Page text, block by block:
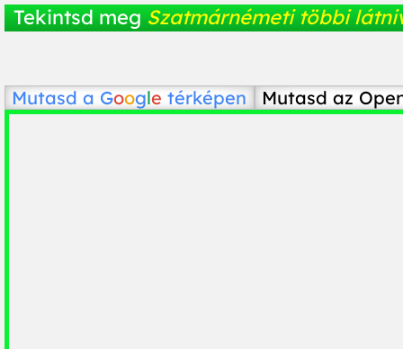
Tekintsd meg Szatmárnémeti többi
Mutasd a Google térképen Mutasd az